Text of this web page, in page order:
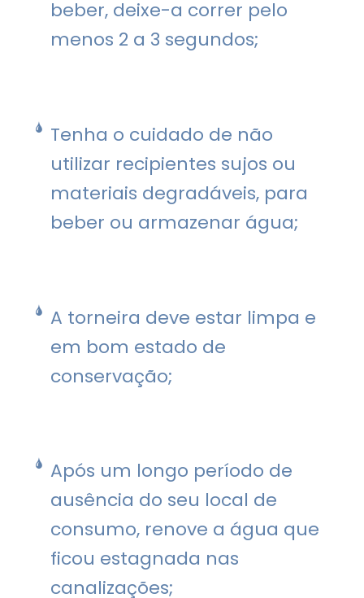
beber, deixe-a correr pelo
menos 2 a 3 segundos;
Tenha o cuidado de não
utilizar recipientes sujos ou
materiais degradáveis, para
beber ou armazenar água;
A torneira deve estar limpa e
em bom estado de
conservação;
Após um longo período de
ausência do seu local de
consumo, renove a água que
ficou estagnada nas
canalizações;